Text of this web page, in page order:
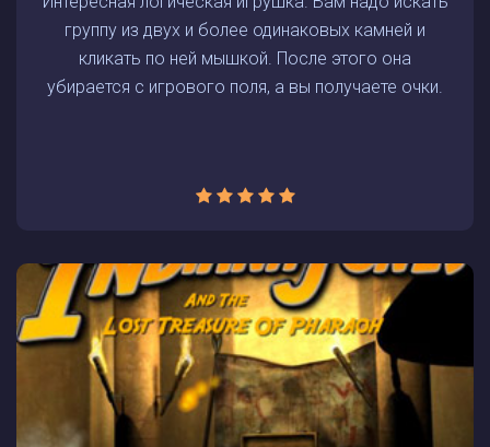
группу из двух и более одинаковых камней и
кликать по ней мышкой. После этого она
убирается с игрового поля, а вы получаете очки.